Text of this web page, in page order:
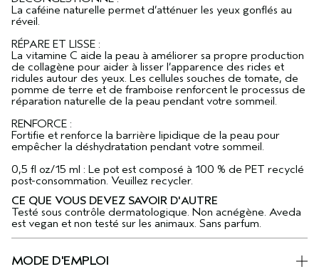
La caféine naturelle permet d’atténuer les yeux gonflés au
réveil.
RÉPARE ET LISSE :
La vitamine C aide la peau à améliorer sa propre production
de collagène pour aider à lisser l’apparence des rides et
ridules autour des yeux. Les cellules souches de tomate, de
pomme de terre et de framboise renforcent le processus de
réparation naturelle de la peau pendant votre sommeil.
RENFORCE :
Fortifie et renforce la barrière lipidique de la peau pour
empêcher la déshydratation pendant votre sommeil.
0,5 fl oz/15 ml : Le pot est composé à 100 % de PET recyclé
post-consommation. Veuillez recycler.
CE QUE VOUS DEVEZ SAVOIR D'AUTRE
Testé sous contrôle dermatologique. Non acnégène. Aveda
est vegan et non testé sur les animaux. Sans parfum.
MODE D'EMPLOI